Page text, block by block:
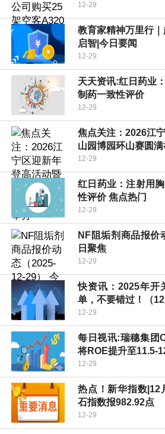
12-29
教育家精神万里行
启智|今日要闻
12-29
天天资讯:红日药业
制药一致性评价
12-29
焦点关注：2026江
山园博园环山赛圆
12-29
红日药业：注射用
性评价 焦点热门
12-29
NF阻垢剂商品报价
日聚焦
12-29
快资讯：2025年开
单，不要错过！（12
12-29
每日视讯:瑞穗集团
将ROE提升至11.5-
12-29
热点！新华指数|12
石指数报982.92点
12-29